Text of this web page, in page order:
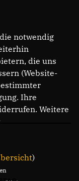
notwendig
die uns
(Website-
Ihre
Weitere
)